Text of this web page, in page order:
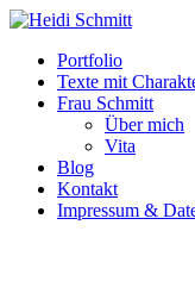
Portfolio
Texte mit
Frau Schmitt
Über mich
Vita
Blog
Kontakt
Impressum &